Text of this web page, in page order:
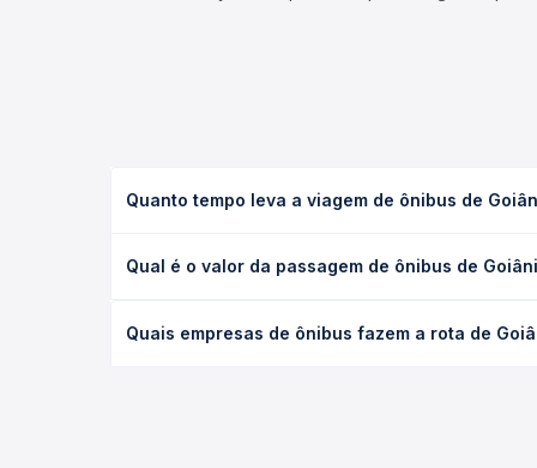
Quanto tempo leva a viagem de ônibus de
ou leito) e as condições de tráfego. Na Quero
Qual é o valor da passagem de ônibus de
e a antecedência da compra. Na Quero
Quais empresas de ônibus fazem a rota de